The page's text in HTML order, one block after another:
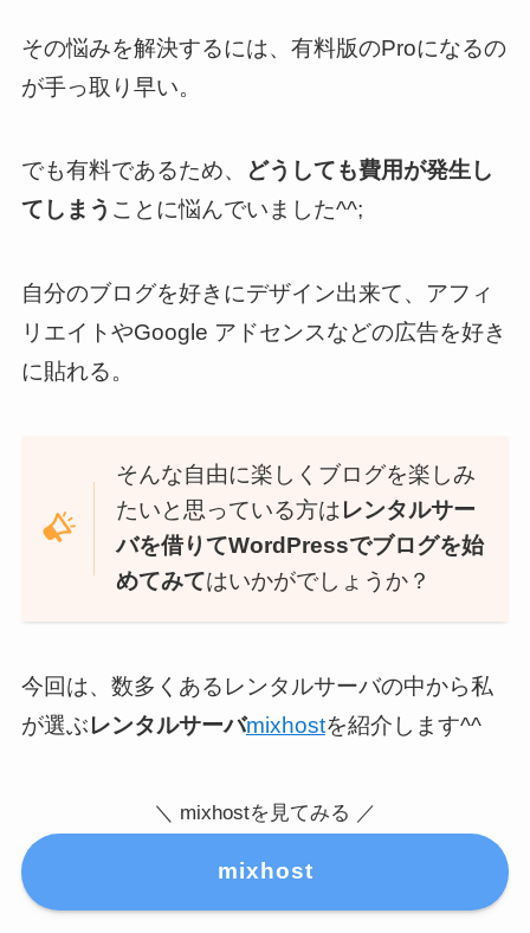
その悩みを解決するには、有料版のProになるの
が手っ取り早い。
でも有料であるため、
どうしても費用が発生し
てしまう ことに悩んでいました^^;
自分のブログを好きにデザイン出来て、アフィ
リエイトやGoogle アドセンスなどの広告を好き
に貼れる。
そんな自由に楽しくブログを楽しみ
たいと思っている方はレンタルサー
バを借りてWordPressでブログを始
めてみてはいかがでしょうか？
今回は、数多くあるレンタルサーバの中から私
が選ぶレンタルサーバmixhostを紹介します^^
＼ mixhostを見てみる ／
mixhost